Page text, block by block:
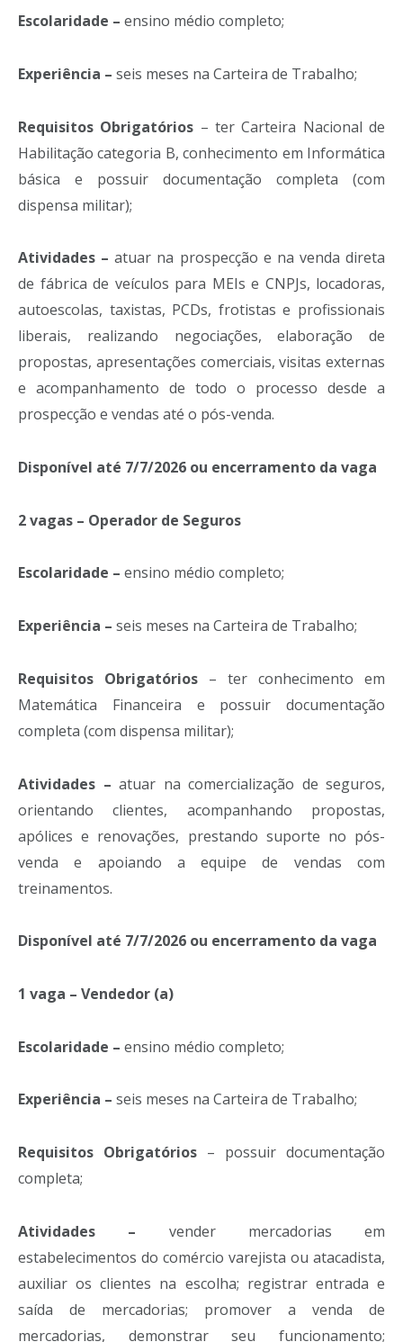
Escolaridade – ensino médio completo;
Experiência – seis meses na Carteira de Trabalho;
Requisitos Obrigatórios – ter Carteira Nacional de
Habilitação categoria B, conhecimento em Informática
básica e possuir documentação completa (com
dispensa militar);
Atividades –atuar na prospecção e na venda direta
de fábrica de veículos para MEIs e CNPJs, locadoras,
autoescolas, taxistas, PCDs, frotistas e profissionais
liberais, realizando negociações, elaboração de
propostas, apresentações comerciais, visitas externas
e acompanhamento de todo o processo desde a
prospecção e vendas até o pós-venda.
Disponível até 7/7/2026 ou encerramento da vaga
2 vagas – Operador de Seguros
Escolaridade – ensino médio completo;
Experiência – seis meses na Carteira de Trabalho;
Requisitos Obrigatórios – ter conhecimento em
Matemática Financeira e possuir documentação
completa (com dispensa militar);
Atividades – atuar na comercialização de seguros,
orientando clientes, acompanhando propostas,
apólices e renovações, prestando suporte no pós-
venda e apoiando a equipe de vendas com
treinamentos.
Disponível até 7/7/2026 ou encerramento da vaga
1 vaga – Vendedor (a)
Escolaridade – ensino médio completo;
Experiência – seis meses na Carteira de Trabalho;
Requisitos Obrigatórios – possuir documentação
completa;
Atividades – vender mercadorias em
estabelecimentos do comércio varejista ou atacadista,
auxiliar os clientes na escolha; registrar entrada e
saída de mercadorias; promover a venda de
mercadorias, demonstrar seu funcionamento;